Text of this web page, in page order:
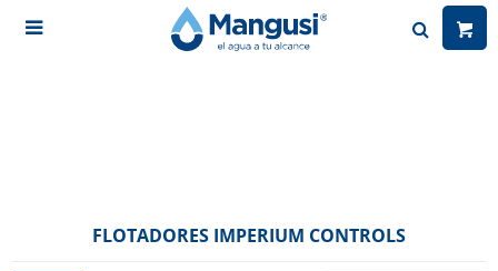

FLOTADORES IMPERIUM CONTROLS